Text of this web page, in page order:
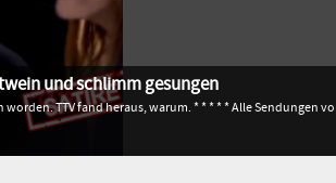
und schlimm gesungen